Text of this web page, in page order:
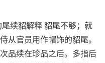
续貂解释 貂尾不够；就
从官员用作帽饰的貂尾。
品续在珍品之后。多指后